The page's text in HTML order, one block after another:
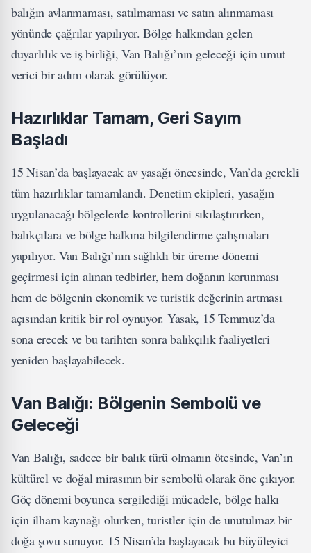
balığın avlanmaması, satılmaması ve satın alınmaması
yönünde çağrılar yapılıyor. Bölge halkından gelen
duyarlılık ve iş birliği, Van Balığı’nın geleceği için umut
verici bir adım olarak görülüyor.
Hazırlıklar Tamam, Geri Sayım
Başladı
15 Nisan’da başlayacak av yasağı öncesinde, Van’da gerekli
tüm hazırlıklar tamamlandı. Denetim ekipleri, yasağın
uygulanacağı bölgelerde kontrollerini sıkılaştırırken,
balıkçılara ve bölge halkına bilgilendirme çalışmaları
yapılıyor. Van Balığı’nın sağlıklı bir üreme dönemi
geçirmesi için alınan tedbirler, hem doğanın korunması
hem de bölgenin ekonomik ve turistik değerinin artması
açısından kritik bir rol oynuyor. Yasak, 15 Temmuz’da
sona erecek ve bu tarihten sonra balıkçılık faaliyetleri
yeniden başlayabilecek.
Van Balığı: Bölgenin Sembolü ve
Geleceği
Van Balığı, sadece bir balık türü olmanın ötesinde, Van’ın
kültürel ve doğal mirasının bir sembolü olarak öne çıkıyor.
Göç dönemi boyunca sergilediği mücadele, bölge halkı
için ilham kaynağı olurken, turistler için de unutulmaz bir
doğa şovu sunuyor. 15 Nisan’da başlayacak bu büyüleyici